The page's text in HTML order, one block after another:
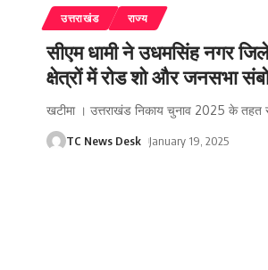
उत्तराखंड राज्य
सीएम धामी ने उधमसिंह नगर
क्षेत्रों में रोड शो और जनसभा
खटीमा । उत्तराखंड निकाय चुनाव 2025 के तहत
TC News Desk January 19, 2025